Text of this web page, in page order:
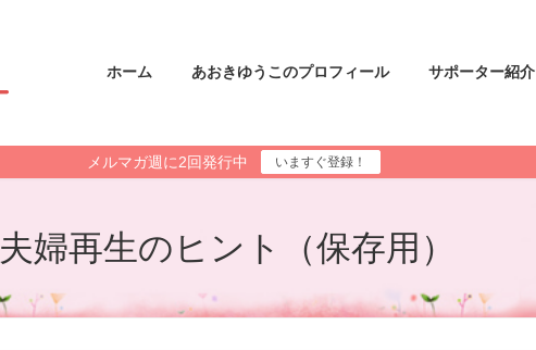
ホーム あおきゆうこのプロフィール サポーター紹介
メルマガ週に2回発行中 いますぐ登録！
夫婦再生のヒント（保存用）